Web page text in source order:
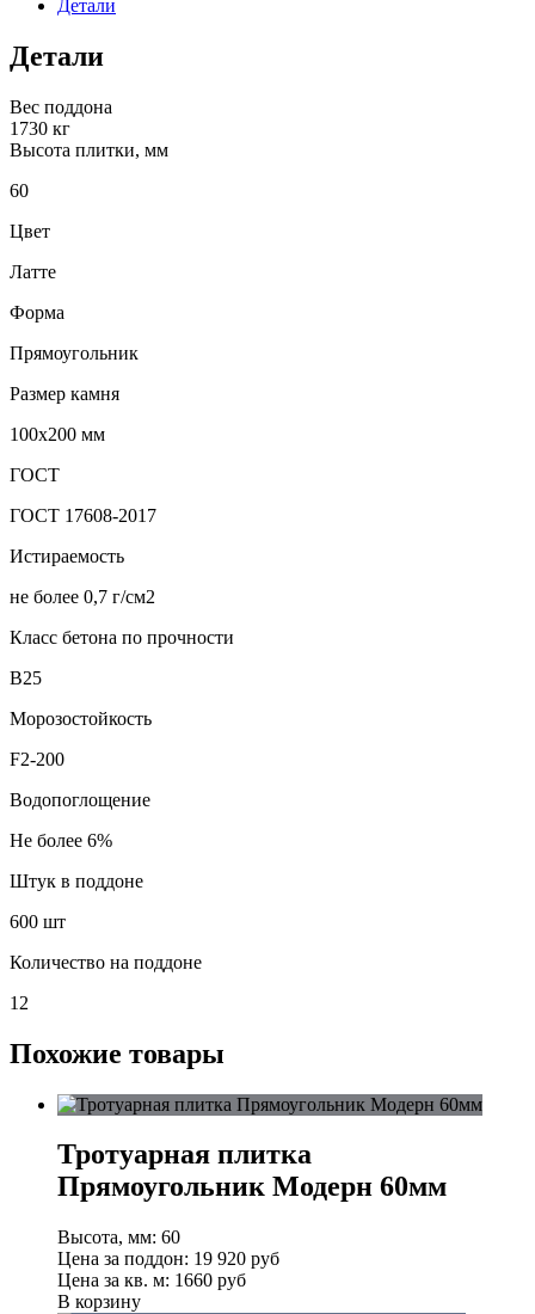
Детали
Детали
Вес поддона
1730 кг
Высота плитки, мм
60
Цвет
Латте
Форма
Прямоугольник
Размер камня
100х200 мм
ГОСТ
ГОСТ 17608-2017
Истираемость
не более 0,7 г/см2
Класс бетона по прочности
В25
Морозостойкость
F2-200
Водопоглощение
Не более 6%
Штук в поддоне
600 шт
Количество на поддоне
12
Похожие товары
Тротуарная плитка
Прямоугольник Модерн 60мм
Высота, мм: 60
Цена за поддон: 19 920 руб
Цена за кв. м: 1660 руб
В корзину